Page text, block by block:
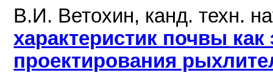
В.И. Ветохин, канд. техн.
характеристик почвы
проектирования